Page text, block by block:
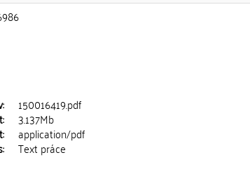
150016419.pdf
3.137Mb
application/pdf
Text práce